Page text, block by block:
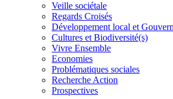
Veille sociétale
Regards Croisés
Développement local et
Cultures et Biodiversité(s)
Vivre Ensemble
Economies
Problématiques sociales
Recherche Action
Prospectives